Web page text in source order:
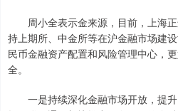
周小全表示金来源，目前，上海正
持上期所、中金所等在沪金融市场建
民币金融资产配置和风险管理中心，
全。
一是持续深化金融市场开放，提升